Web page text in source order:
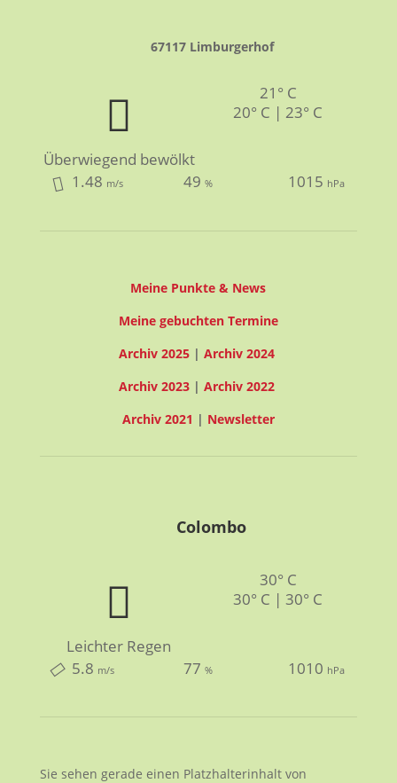
67117 Limburgerhof
Überwiegend bewölkt
21° C
20° C | 23° C
1.48 m/s 49% 1015 hPa
Meine Punkte & News
Meine gebuchten Termine
Archiv 2025| Archiv 2024
Archiv 2023| Archiv 2022
Archiv 2021 | Newsletter
Colombo
Leichter Regen
30° C
30° C | 30° C
5.8 m/s 77% 1010 hPa
Sie sehen gerade einen Platzhalterinhalt von